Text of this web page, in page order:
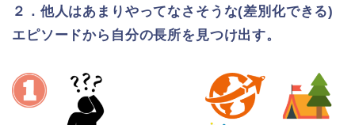
２． 他人はあまりやってなさそうな(差別化できる)
エピソードから自分の長所を見つけ出す。